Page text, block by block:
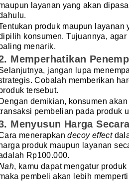
layanan yang akan
produk maupun
konsumen. Tujuannya,
menarik.
Memperhatikan
jangan lupa
Cobalah memberikan
tersebut.
Dengan demikian, konsumen
pembelian pada produk
Menyusun Harga
menerapkandecoy effect
harga produk maupun layanan
Rp100.000.
, kamu dapat mengatur produk
pembeli akan lebih